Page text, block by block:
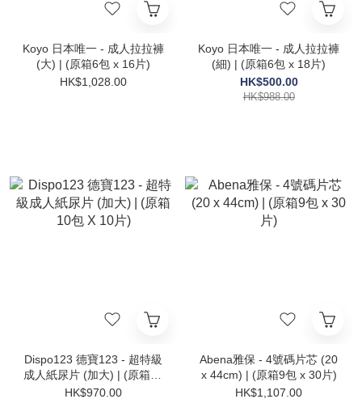
Koyo 日本唯一 - 成人拉拉褲
(大) | (原箱6包 x 16片)
HK$1,028.00
Koyo 日本唯一 - 成人拉拉褲
(細) | (原箱6包 x 18片)
HK$500.00
HK$988.00
Dispo123 德寶123 - 超特級
成人紙尿片 (加大) | (原箱10
包 X 10片)
HK$970.00
Abena雅保 - 4號碼片芯 (20
x 44cm) | (原箱9包 x 30片)
HK$1,107.00